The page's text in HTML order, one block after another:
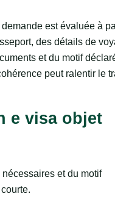
demande est évaluée à
des détails de
et du motif
peut ralentir le
e visa objet
et du motif